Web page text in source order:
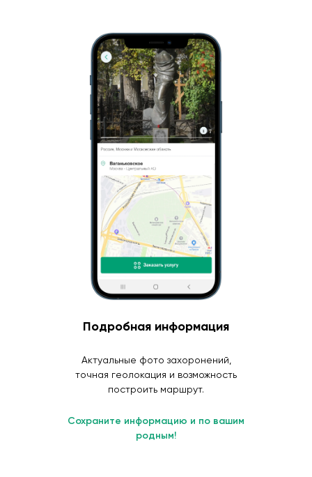
Подробная информация
Актуальные фото захоронений,
точная геолокация и возможность
построить маршрут.
Сохраните информацию и по вашим
родным!